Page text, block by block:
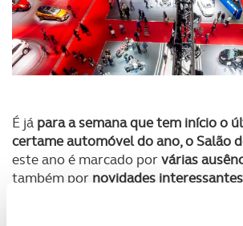
É já para a semana que tem início o
certame automóvel do ano, o Salão
este ano é marcado porvárias
também por novidades interessantes